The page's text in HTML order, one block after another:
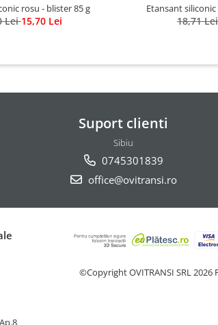
rosu - blister 85 g
Lei15,70 Lei
Etansant
18,71
Suport clienti
Sibiu
0745301839
office@ovitransi.ro
©Copyright OVITRANSI SRL 2026